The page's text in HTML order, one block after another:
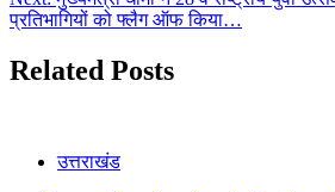
प्रतिभागियों को फ्लैग ऑफ किया…
Related Posts
उत्तराखंड